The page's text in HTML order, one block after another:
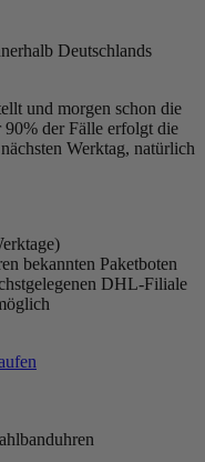
Deutschlands
und morgen schon die
der Fälle erfolgt die
Werktag, natürlich
bekannten Paketboten
DHL-Filiale